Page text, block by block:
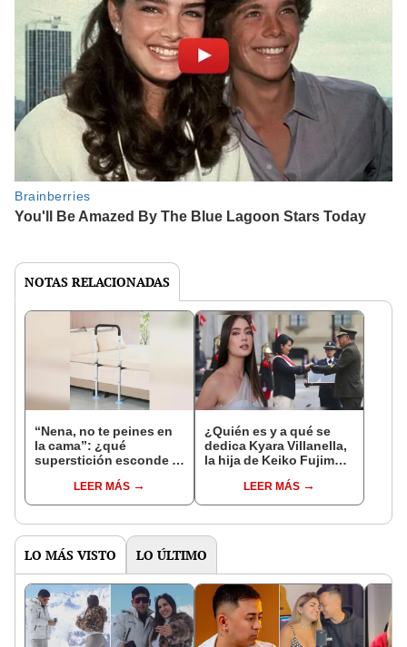
NOTAS RELACIONADAS
“Nena, no te peines en
la cama”: ¿qué
superstición esconde la
Enanitos Verdes?
LEER MÁS
¿Quién es y a qué se
dedica Kyara Villanella,
la hija de Keiko Fujimori
nivel nacional?
LEER MÁS
LO MÁS VISTO LO ÚLTIMO